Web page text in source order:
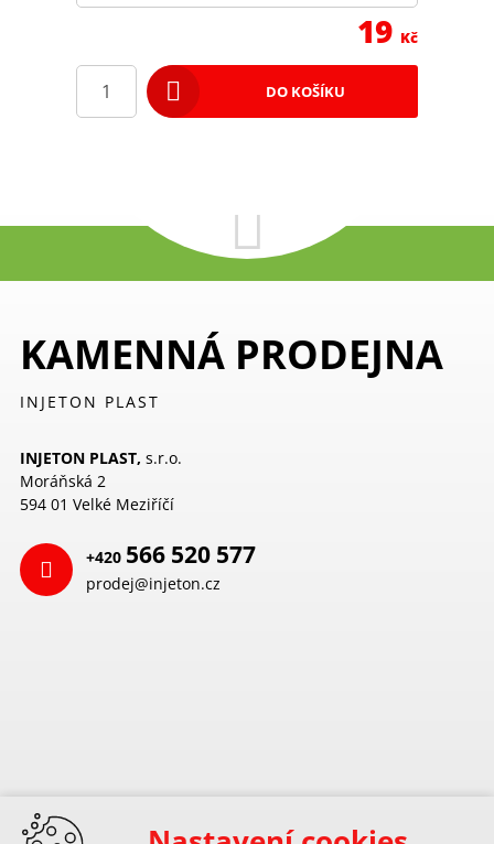
19 Kč
DO KOŠÍKU
KAMENNÁ PRODEJNA
INJETON PLAST
INJETON PLAST, s.r.o.
Moráňská 2
594 01 Velké Meziříčí
+420 566 520 577
prodej@injeton.cz